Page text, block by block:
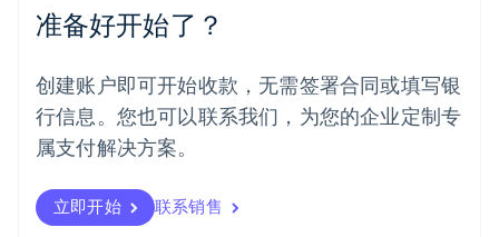
准备好开始了？
创建账户即可开始收款，无需签署合同或填写银
行信息。您也可以联系我们，为您的企业定制专
属支付解决方案。
立即开始 联系销售
挪威
葡萄牙
Português English
日本
日本語English
瑞典
瑞士
DeutschFrançais